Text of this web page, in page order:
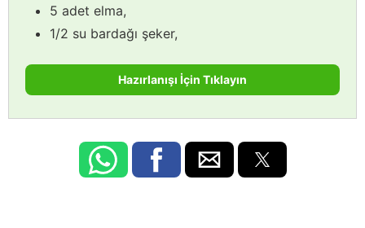
5 adet elma,
1/2 su bardağı şeker,
Hazırlanışı İçin Tıklayın